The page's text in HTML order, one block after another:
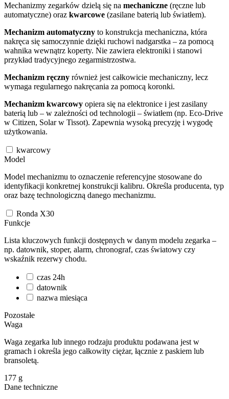
Mechanizmy zegarków dzielą się na mechaniczne (ręczne lub
automatyczne) oraz kwarcowe (zasilane baterią lub światłem).
Mechanizm automatyczny to konstrukcja mechaniczna, która
nakręca się samoczynnie dzięki ruchowi nadgarstka – za pomocą
wahnika wewnątrz koperty. Nie zawiera elektroniki i stanowi
przykład tradycyjnego zegarmistrzostwa.
Mechanizm ręczny również jest całkowicie mechaniczny, lecz
wymaga regularnego nakręcania za pomocą koronki.
Mechanizm kwarcowy opiera się na elektronice i jest zasilany
baterią lub – w zależności od technologii – światłem (np. Eco-Drive
w Citizen, Solar w Tissot). Zapewnia wysoką precyzję i wygodę
użytkowania.
kwarcowy
Model
Model mechanizmu to oznaczenie referencyjne stosowane do
identyfikacji konkretnej konstrukcji kalibru. Określa producenta, typ
oraz bazę technologiczną danego mechanizmu.
Ronda X30
Funkcje
Lista kluczowych funkcji dostępnych w danym modelu zegarka –
np. datownik, stoper, alarm, chronograf, czas światowy czy
wskaźnik rezerwy chodu.
czas 24h
datownik
nazwa miesiąca
Pozostałe
Waga
Waga zegarka lub innego rodzaju produktu podawana jest w
gramach i określa jego całkowity ciężar, łącznie z paskiem lub
bransoletą.
177 g
Dane techniczne